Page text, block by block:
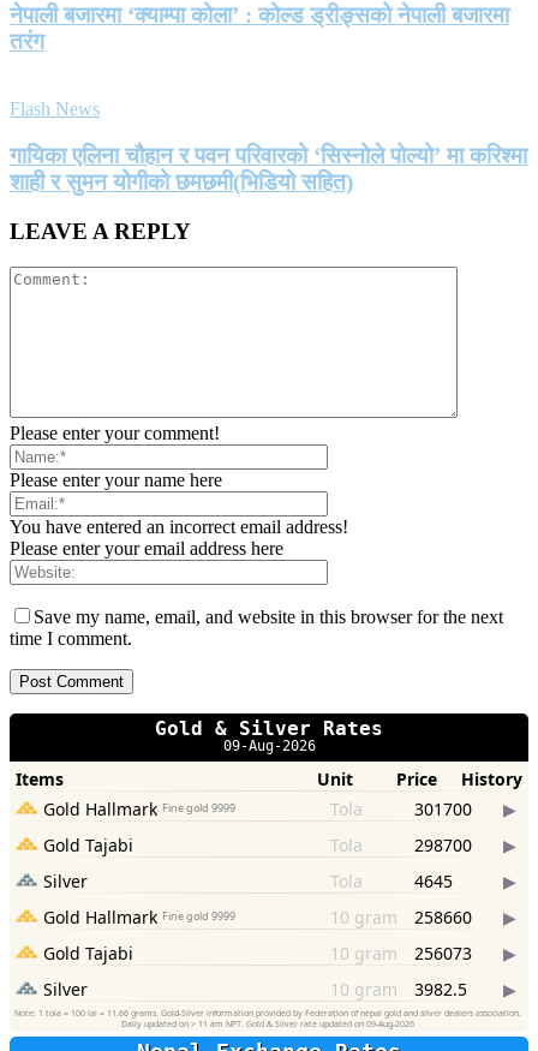
नेपाली बजारमा ‘क्याम्पा कोला’ : कोल्ड ड्रीङ्सको नेपाली बजारमा
तरंग
Flash News
गायिका एलिना चौहान र पवन परिवारको ‘सिस्नोले पोल्यो’ मा करिश्मा
शाही र सुमन योगीको छमछमी(भिडियो सहित)
LEAVE A REPLY
Please enter your comment!
Please enter your name here
You have entered an incorrect email address!
Please enter your email address here
Save my name, email, and website in this browser for the next
time I comment.